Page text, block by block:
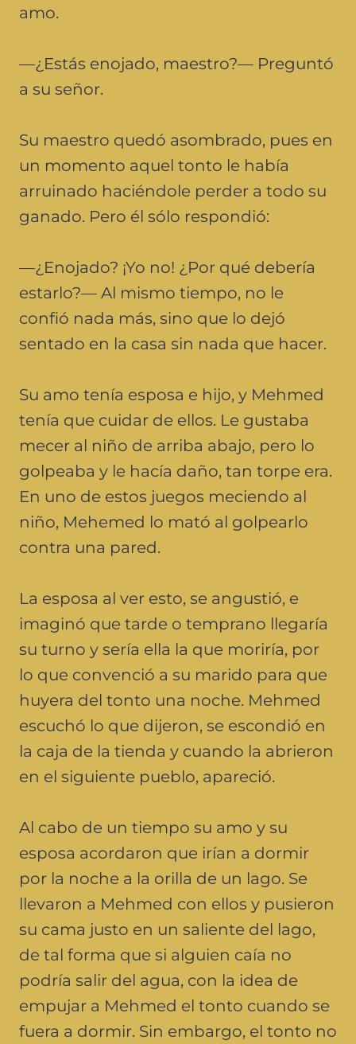
amo.
—¿Estás enojado, maestro?— Preguntó
a su señor.
Su maestro quedó asombrado, pues en
un momento aquel tonto le había
arruinado haciéndole perder a todo su
ganado. Pero él sólo respondió:
—¿Enojado? ¡Yo no! ¿Por qué debería
estarlo?— Al mismo tiempo, no le
confió nada más, sino que lo dejó
sentado en la casa sin nada que hacer.
Su amo tenía esposa e hijo, y Mehmed
tenía que cuidar de ellos. Le gustaba
mecer al niño de arriba abajo, pero lo
golpeaba y le hacía daño, tan torpe era.
En uno de estos juegos meciendo al
niño, Mehemed lo mató al golpearlo
contra una pared.
La esposa al ver esto, se angustió, e
imaginó que tarde o temprano llegaría
su turno y sería ella la que moriría, por
lo que convenció a su marido para que
huyera del tonto una noche. Mehmed
escuchó lo que dijeron, se escondió en
la caja de la tienda y cuando la abrieron
en el siguiente pueblo, apareció.
Al cabo de un tiempo su amo y su
esposa acordaron que irían a dormir
por la noche a la orilla de un lago. Se
llevaron a Mehmed con ellos y pusieron
su cama justo en un saliente del lago,
de tal forma que si alguien caía no
podría salir del agua, con la idea de
empujar a Mehmed el tonto cuando se
fuera a dormir. Sin embargo, el tonto no